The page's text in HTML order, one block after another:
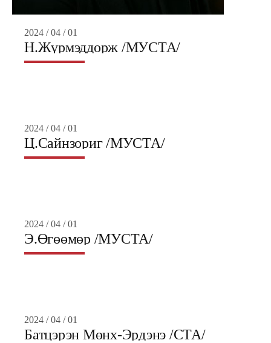
2024 / 04 / 01
Н.Жүрмэддорж /МУСТА/
2024 / 04 / 01
Ц.Сайнзориг /МУСТА/
2024 / 04 / 01
Э.Өгөөмөр /МУСТА/
2024 / 04 / 01
Батцэрэн Мөнх-Эрдэнэ /СТА/